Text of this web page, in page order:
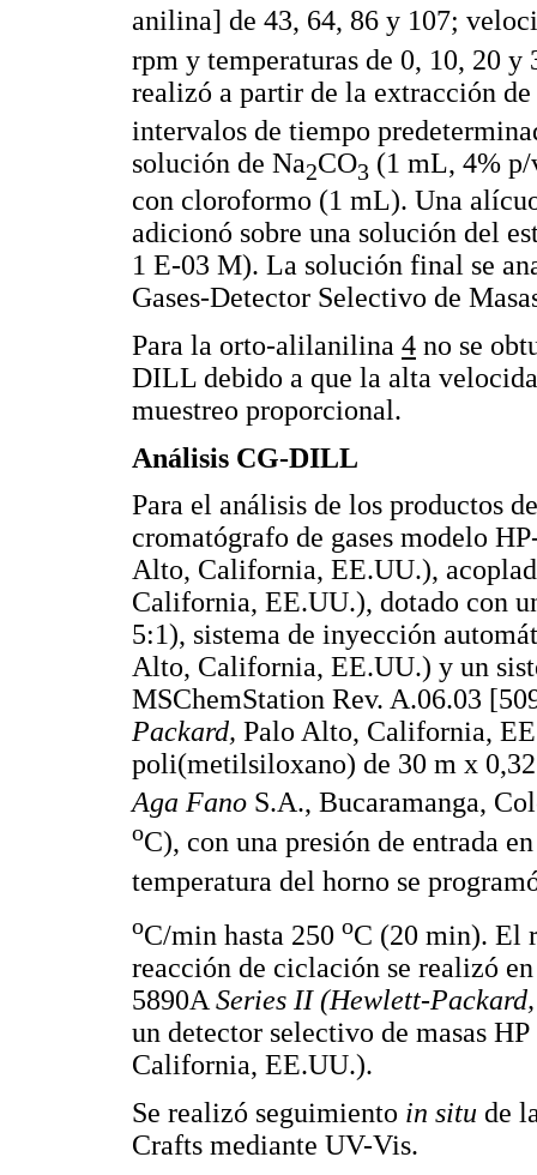
anilina] de 43, 64, 86 y 107;
rpm y temperaturas de 0, 10, 20 y
realizó a partir de la extracción
intervalos de tiempo
solución de Na2CO3 (1 mL, 4% p/
con cloroformo (1 mL). Una
adicionó sobre una solución del
1 E-03 M). La solución final se
Gases-Detector Selectivo de
Para la orto-alilanilina 4 no se
DILL debido a que la alta
muestreo proporcional.
Análisis CG-DILL
Para el análisis de los productos
cromatógrafo de gases modelo
Alto, California, EE.UU.),
California, EE.UU.), dotado con
5:1), sistema de inyección
Alto, California, EE.UU.) y un
MSChemStation Rev. A.06.03
Packard, Palo Alto, California,
poli(metilsiloxano) de 30 m x
Aga Fano S.A., Bucaramanga,
oC), con una presión de entrada
temperatura del horno se
oC/min hasta 250 oC (20 min). El
reacción de ciclación se realizó
5890ASeries II (Hewlett-
un detector selectivo de masas
California, EE.UU.).
Se realizó seguimiento in situ de
Crafts mediante UV-Vis.